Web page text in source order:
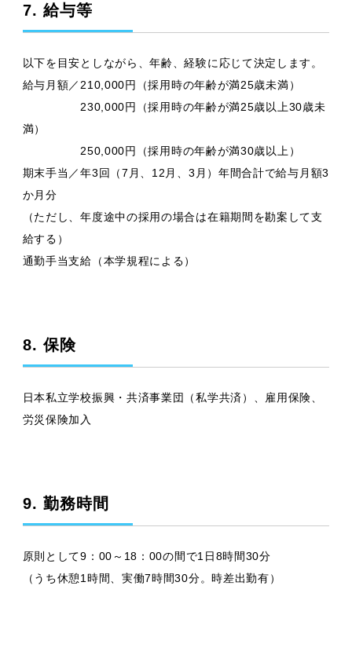
7. 給与等
以下を目安としながら、年齢、経験に応じて決定します。
給与月額／210,000円（採用時の年齢が満25歳未満）
230,000円（採用時の年齢が満25歳以上30歳未
満）
250,000円（採用時の年齢が満30歳以上）
期末手当／年3回（7月、12月、3月）年間合計で給与月額3
か月分
（ただし、年度途中の採用の場合は在籍期間を勘案して支
給する）
通勤手当支給（本学規程による）
8. 保険
日本私立学校振興・共済事業団（私学共済）、雇用保険、
労災保険加入
9. 勤務時間
原則として9：00～18：00の間で1日8時間30分
（うち休憩1時間、実働7時間30分。時差出勤有）